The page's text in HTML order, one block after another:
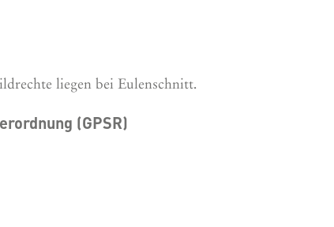
liegen bei Eulenschnitt.
(GPSR)